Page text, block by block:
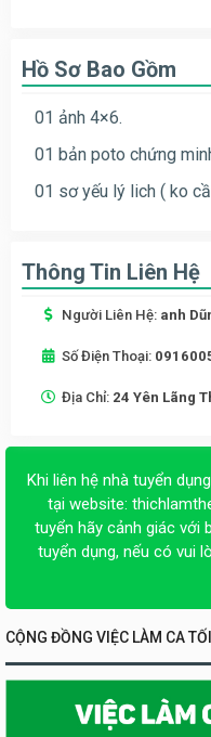
Hồ Sơ Bao Gồm
01 ảnh 4×6.
01 bản poto chứng
01 sơ yếu lý lich ( ko
Thông Tin Liên Hệ
Người Liên Hệ: anh
Số Điện Thoại:
Địa Chỉ: 24 Yên Lãng
Khi liên hệ nhà tuyển
tại website:
tuyển hãy cảnh giác với
tuyển dụng, nếu có vui
CỘNG ĐỒNG VIỆC LÀM CA TỐI